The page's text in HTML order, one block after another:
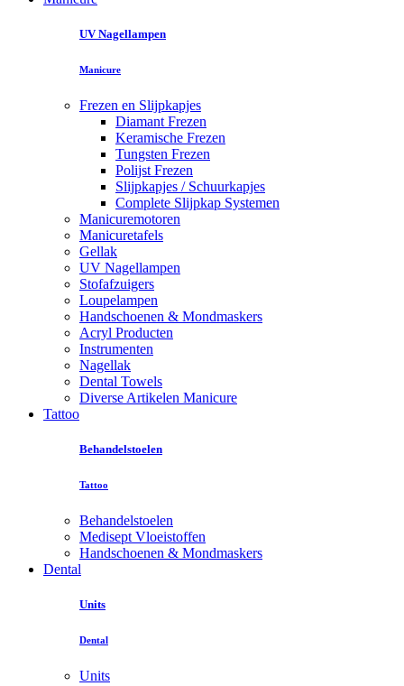
UV Nagellampen
Manicure
Frezen en Slijpkapjes
Diamant Frezen
Keramische Frezen
Tungsten Frezen
Polijst Frezen
Slijpkapjes / Schuurkapjes
Complete Slijpkap Systemen
Manicuremotoren
Manicuretafels
Gellak
UV Nagellampen
Stofafzuigers
Loupelampen
Handschoenen & Mondmaskers
Acryl Producten
Instrumenten
Nagellak
Dental Towels
Diverse Artikelen Manicure
Tattoo
Behandelstoelen
Tattoo
Behandelstoelen
Medisept Vloeistoffen
Handschoenen & Mondmaskers
Dental
Units
Dental
Units